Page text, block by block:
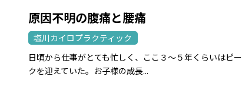
原因不明の腹痛と腰痛
塩川カイロプラクティック
日頃から仕事がとても忙しく、ここ３〜５年くらいはピー
クを迎えていた。お子様の成長...